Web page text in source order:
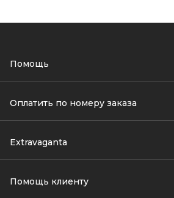
Помощь
Оплатить по номеру заказа
Extravaganta
Помощь клиенту